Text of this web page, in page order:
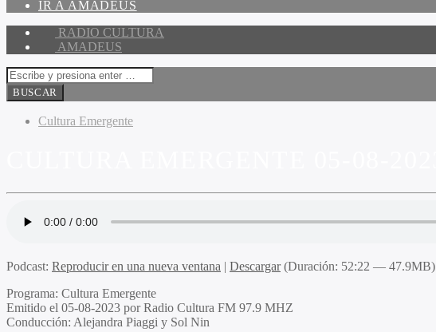
IR A AMADEUS
RADIO CULTURA
AMADEUS
Cultura Emergente
Podcast: Reproducir en una nueva ventana | Descargar(Duración: 52:22 — 47.9MB)
Programa: Cultura Emergente
Emitido el 05-08-2023 por Radio Cultura FM 97.9 MHZ
Conducción: Alejandra Piaggi y Sol Nin